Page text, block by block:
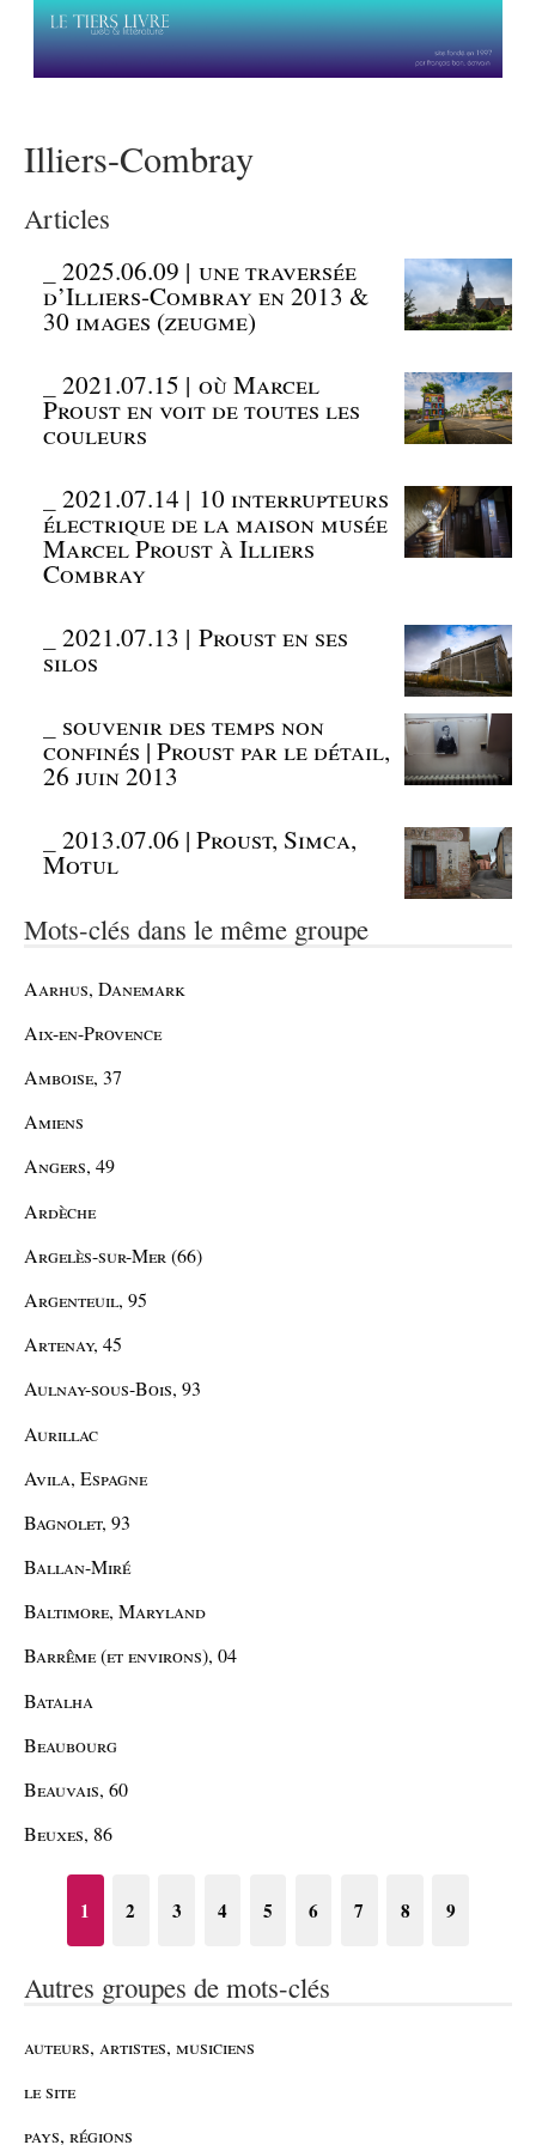
Illiers-Combray
Articles
_2025.06.09 | une traversée
d’Illiers-Combray en 2013 &
30 images (zeugme)
_2021.07.15 | où Marcel
Proust en voit de toutes les
couleurs
_2021.07.14 | 10 interrupteurs
électrique de la maison musée
Marcel Proust à Illiers
Combray
_2021.07.13 | Proust en ses
silos
souvenir des temps non
confinés | Proust par le détail,
26 juin 2013
_2013.07.06 | Proust, Simca,
Motul
Mots-clés dans le même groupe
Aarhus, Danemark
Aix-en-Provence
Amboise, 37
Amiens
Angers, 49
Ardèche
Argelès-sur-Mer (66)
Argenteuil, 95
Artenay, 45
Aulnay-sous-Bois, 93
Aurillac
Avila, Espagne
Bagnolet, 93
Ballan-Miré
Baltimore, Maryland
Barrême (et environs), 04
Batalha
Beaubourg
Beauvais, 60
Beuxes, 86
1 2 3 4 5 6 7 8 9
Autres groupes de mots-clés
auteurs, artistes, musiciens
le site
pays, régions